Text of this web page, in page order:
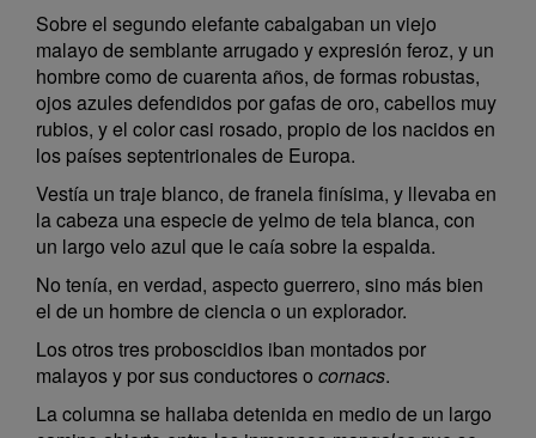
Sobre el segundo elefante cabalgaban un viejo
malayo de semblante arrugado y expresión feroz, y un
hombre como de cuarenta años, de formas robustas,
ojos azules defendidos por gafas de oro, cabellos muy
rubios, y el color casi rosado, propio de los nacidos en
los países septentrionales de Europa.
Vestía un traje blanco, de franela finísima, y llevaba en
la cabeza una especie de yelmo de tela blanca, con
un largo velo azul que le caía sobre la espalda.
No tenía, en verdad, aspecto guerrero, sino más bien
el de un hombre de ciencia o un explorador.
Los otros tres proboscidios iban montados por
malayos y por sus conductores o cornacs.
La columna se hallaba detenida en medio de un largo